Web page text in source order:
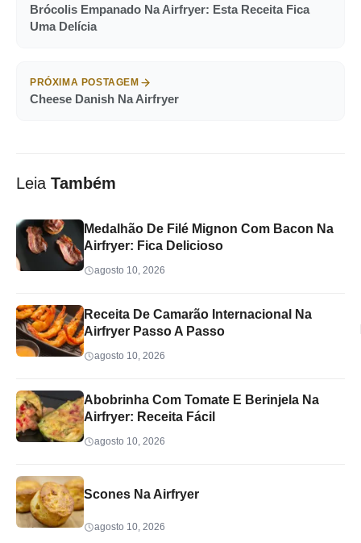
Brócolis Empanado Na Airfryer: Esta Receita Fica
Uma Delícia
PRÓXIMA POSTAGEM
Cheese Danish Na Airfryer
Leia Também
Medalhão De Filé Mignon Com Bacon Na
Airfryer: Fica Delicioso
agosto 10, 2026
Receita De Camarão Internacional Na
Airfryer Passo A Passo
agosto 10, 2026
Abobrinha Com Tomate E Berinjela Na
Airfryer: Receita Fácil
agosto 10, 2026
Scones Na Airfryer
agosto 10, 2026